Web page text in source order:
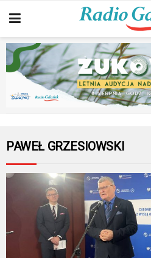
PAWEŁ GRZESIOWSKI